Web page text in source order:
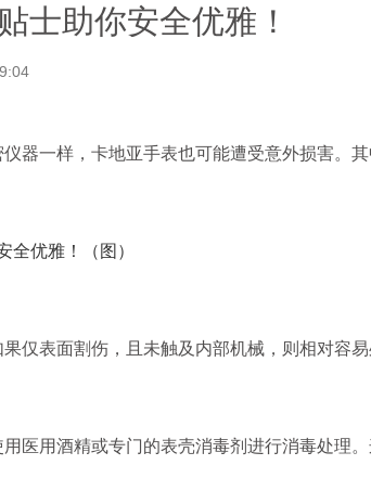
士助你安全优雅！
一样，卡地亚手表也可能遭受意外损害。
表面割伤，且未触及内部机械，则相对容
用酒精或专门的表壳消毒剂进行消毒处理